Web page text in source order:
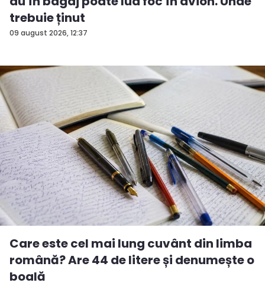
09 august 2026, 12:37
trebuie ținut
Care este cel mai lung cuvânt din limba
română? Are 44 de litere și denumește o
boală